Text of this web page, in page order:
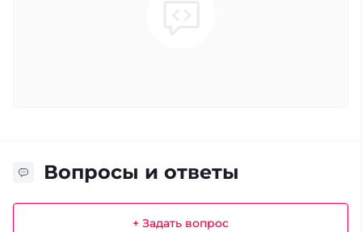
Вопросы и ответы
+ Задать вопрос